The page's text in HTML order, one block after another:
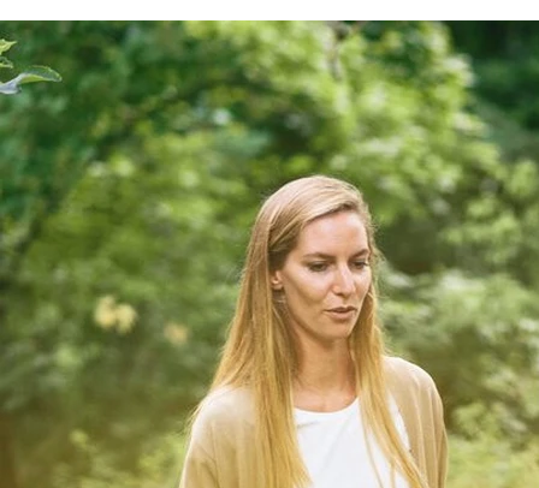
Diagnose Zwangsstörung: Was tun?
„Ich muss erst jede Türklinke desinfizieren,
bevor ich sie anfasse!“ Oder: „Bevor ich
meine Wohnung verlassen kann, kontrolliere
ich mindestens zehn Mal, ob ich den Herd
auch wirklich ausgeschaltet habe.“ Wenn
Menschen solche und ähnliche „Marotten“
wiederholt und intensiv ausleben, liegt der
Verdacht auf eine Zwangsstörung nahe, die
ihnen ein normales Leben extrem
erschweren und einschränken kann.
Zwangsstörungen sollten professionell
behandelt werden.